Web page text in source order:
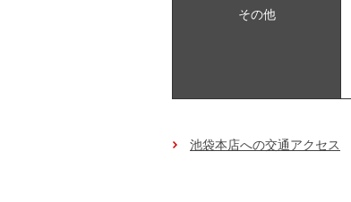
その他
池袋本店への交通アクセス